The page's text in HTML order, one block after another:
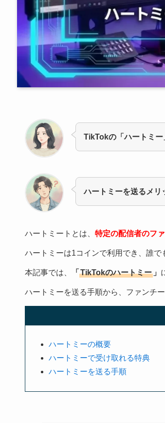
TikTokの「ハートミー
ハートミーを送るメリ
ハートミートとは、 特定の配信者のフ
ハートミーは1コインで利用でき、誰で
本記事では、 「 TikTokのハートミー 」
ハートミーを送る手順から、ファンチ
ハートミーの概要
ハートミーで受け取れる特典
ハートミーを送る手順